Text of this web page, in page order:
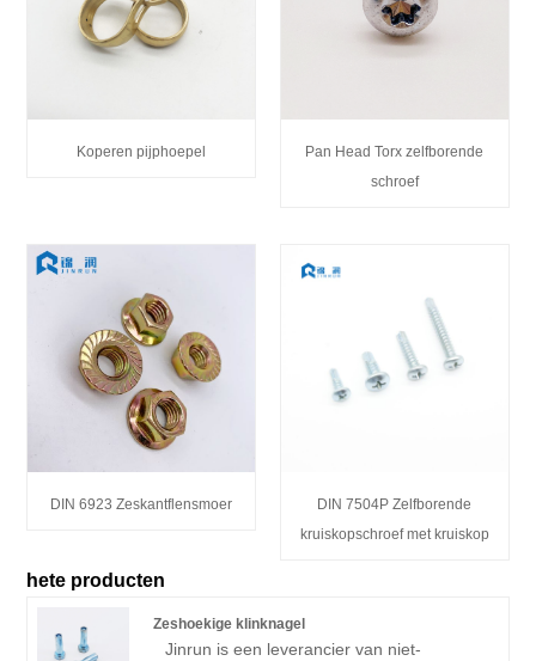
Koperen pijphoepel
Pan Head Torx zelfborende
schroef
DIN 6923 Zeskantflensmoer
DIN 7504P Zelfborende
kruiskopschroef met kruiskop
hete producten
Zeshoekige klinknagel
Jinrun is een leverancier van niet-